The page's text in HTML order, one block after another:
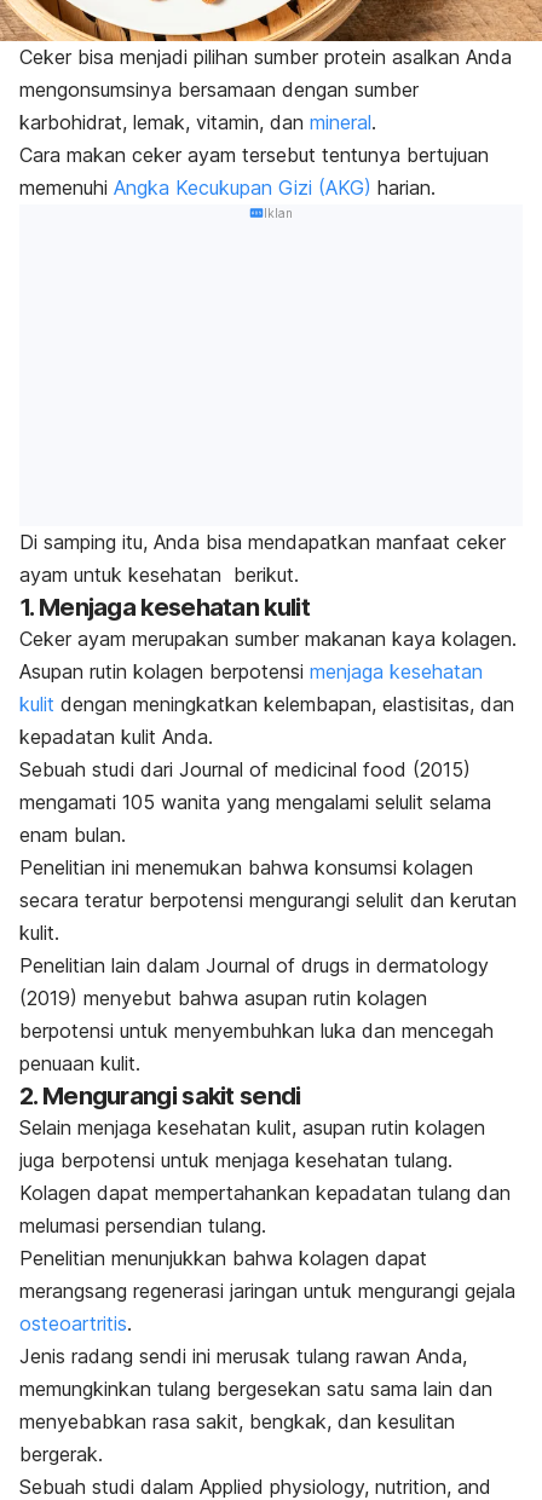
Ceker bisa menjadi pilihan sumber protein asalkan Anda
mengonsumsinya bersamaan dengan sumber
karbohidrat, lemak, vitamin, dan mineral.
Cara makan ceker ayam tersebut tentunya bertujuan
memenuhi Angka Kecukupan Gizi (AKG) harian.
Iklan
Di samping itu, Anda bisa mendapatkan manfaat ceker
ayam untuk kesehatan berikut.
1. Menjaga kesehatan kulit
Ceker ayam merupakan sumber makanan kaya kolagen.
Asupan rutin kolagen berpotensi menjaga kesehatan
kulit dengan meningkatkan kelembapan, elastisitas, dan
kepadatan kulit Anda.
Sebuah studi dari Journal of medicinal food (2015)
mengamati 105 wanita yang mengalami selulit selama
enam bulan.
Penelitian ini menemukan bahwa konsumsi kolagen
secara teratur berpotensi mengurangi selulit dan kerutan
kulit.
Penelitian lain dalam Journal of drugs in dermatology
(2019) menyebut bahwa asupan rutin kolagen
berpotensi untuk menyembuhkan luka dan mencegah
penuaan kulit.
2. Mengurangi sakit sendi
Selain menjaga kesehatan kulit, asupan rutin kolagen
juga berpotensi untuk menjaga kesehatan tulang.
Kolagen dapat mempertahankan kepadatan tulang dan
melumasi persendian tulang.
Penelitian menunjukkan bahwa kolagen dapat
merangsang regenerasi jaringan untuk mengurangi gejala
osteoartritis.
Jenis radang sendi ini merusak tulang rawan Anda,
memungkinkan tulang bergesekan satu sama lain dan
menyebabkan rasa sakit, bengkak, dan kesulitan
bergerak.
Sebuah studi dalam Applied physiology, nutrition, and